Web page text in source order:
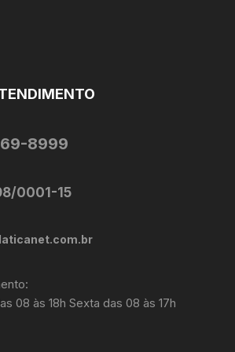
8999
0001-15
08 às 18h Sexta das 08 às 17h